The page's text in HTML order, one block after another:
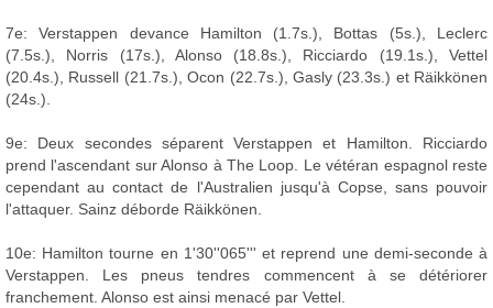
7e: Verstappen devance Hamilton (1.7s.), Bottas (5s.), Leclerc
(7.5s.), Norris (17s.), Alonso (18.8s.), Ricciardo (19.1s.), Vettel
(20.4s.), Russell (21.7s.), Ocon (22.7s.), Gasly (23.3s.) et Räikkönen
(24s.).
9e: Deux secondes séparent Verstappen et Hamilton. Ricciardo
prend l'ascendant sur Alonso à The Loop. Le vétéran espagnol reste
cependant au contact de l'Australien jusqu'à Copse, sans pouvoir
l'attaquer. Sainz déborde Räikkönen.
10e: Hamilton tourne en 1'30''065''' et reprend une demi-seconde à
Verstappen. Les pneus tendres commencent à se détériorer
franchement. Alonso est ainsi menacé par Vettel.